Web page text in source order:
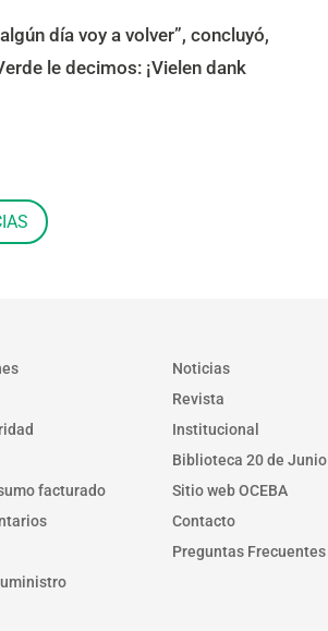
día voy a volver”, concluyó,
le decimos: ¡Vielen dank
facturado
Noticias
Revista
Institucional
Biblioteca 20 de Junio
Sitio web OCEBA
Contacto
Preguntas Frecuentes